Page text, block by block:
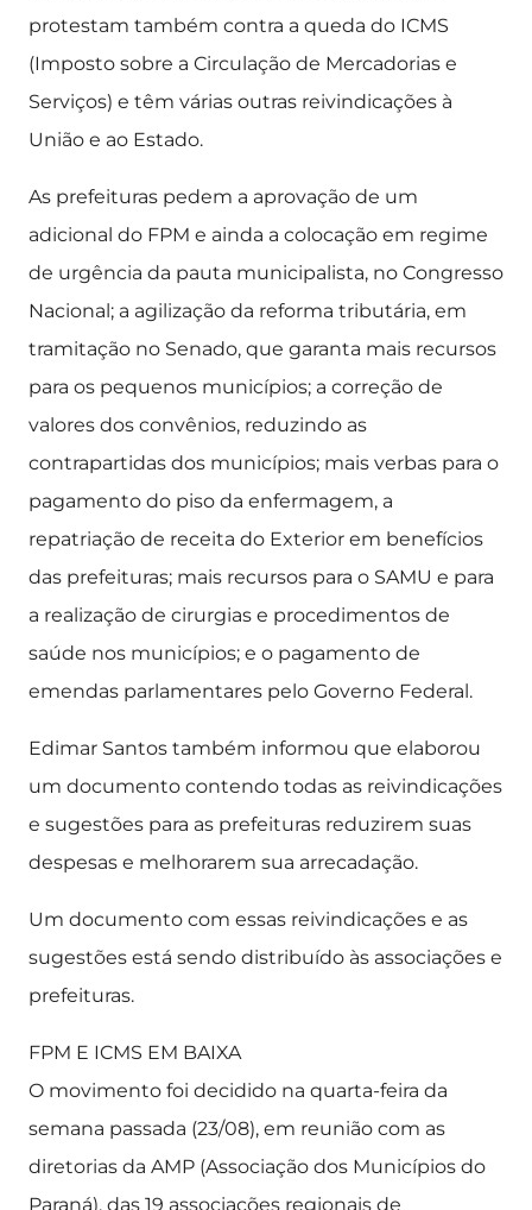
protestam também contra a queda do ICMS
(Imposto sobre a Circulação de Mercadorias e
Serviços) e têm várias outras reivindicações à
União e ao Estado.
As prefeituras pedem a aprovação de um
adicional do FPM e ainda a colocação em regime
de urgência da pauta municipalista, no Congresso
Nacional; a agilização da reforma tributária, em
tramitação no Senado, que garanta mais recursos
para os pequenos municípios; a correção de
valores dos convênios, reduzindo as
contrapartidas dos municípios; mais verbas para o
pagamento do piso da enfermagem, a
repatriação de receita do Exterior em benefícios
das prefeituras; mais recursos para o SAMU e para
a realização de cirurgias e procedimentos de
saúde nos municípios; e o pagamento de
emendas parlamentares pelo Governo Federal.
Edimar Santos também informou que elaborou
um documento contendo todas as reivindicações
e sugestões para as prefeituras reduzirem suas
despesas e melhorarem sua arrecadação.
Um documento com essas reivindicações e as
sugestões está sendo distribuído às associações e
prefeituras.
FPM E ICMS EM BAIXA
O movimento foi decidido na quarta-feira da
semana passada (23/08), em reunião com as
diretorias da AMP (Associação dos Municípios do
Paraná), das 19 associações regionais de